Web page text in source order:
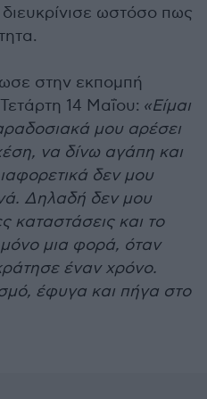
ωστόσο πως
στην εκπομπή
14 Μαΐου: «Είμαι
μου αρέσει
να δίνω αγάπη και
δεν μου
Δηλαδή δεν μου
καταστάσεις και το
μια φορά, όταν
έναν χρόνο.
έφυγα και πήγα στο